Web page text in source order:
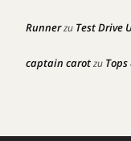
Runnerzu Test Drive
captain carotzu